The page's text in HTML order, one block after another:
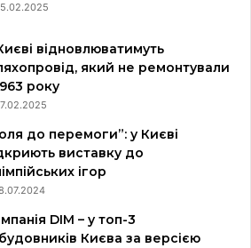
відновлюватимуть
який не ремонтували
року
до перемоги”: у Києві
виставку до
ігор
DIM – у топ-3
Києва за версією